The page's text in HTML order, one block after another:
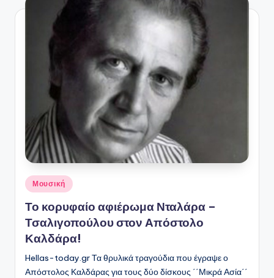
Αναρτήθηκε
σε
Μουσική
Το κορυφαίο αφιέρωμα Νταλάρα –
Τσαλιγοπούλου στον Απόστολο
Καλδάρα!
Hellas-today.gr Τα θρυλικά τραγούδια που έγραψε ο
Απόστολος Καλδάρας για τους δύο δίσκους ΄΄Μικρά Ασία΄΄